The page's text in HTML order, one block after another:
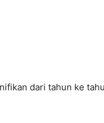
dari tahun ke